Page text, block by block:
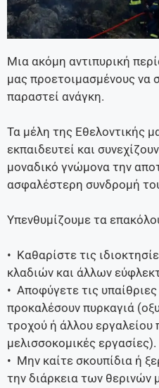
Μια ακόμη αντιπυρική
μας προετοιμασμένους να
παραστεί ανάγκη.
Τα μέλη της Εθελοντικής
εκπαιδευτεί και
μοναδικό γνώμονα την
ασφαλέστερη συνδρομή
Υπενθυμίζουμε τα
• Καθαρίστε τις
κλαδιών και άλλων
• Αποφύγετε τις
προκαλέσουν πυρκαγιά
τροχού ή άλλου εργαλείου
μελισσοκομικές εργασίες).
• Μην καίτε σκουπίδια ή
την διάρκεια των θερινών